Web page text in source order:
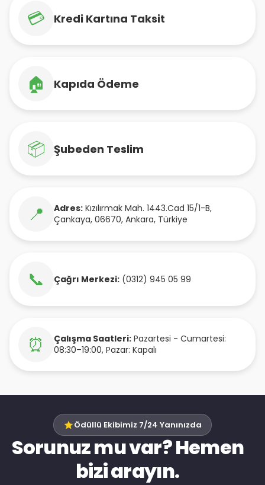
💳 Kredi Kartına Taksit
🏠 Kapıda Ödeme
📦 Şubeden Teslim
📍 Adres: Kızılırmak Mah. 1443.Cad 15/1-B,
Çankaya, 06670, Ankara, Türkiye
📞 Çağrı Merkezi: (0312) 945 05 99
⏰ Çalışma Saatleri: Pazartesi - Cumartesi:
08:30–19:00, Pazar: Kapalı
Ödüllü Ekibimiz 7/24 Yanınızda
Sorunuz mu var? Hemen
bizi arayın.